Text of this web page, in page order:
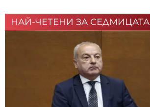
НАЙ-ЧЕТЕНИ ЗА СЕДМИЦАТА